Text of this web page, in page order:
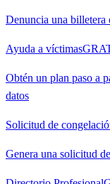
Denuncia una billetera
Ayuda a víctimas
Obtén un plan paso a
datos
Solicitud de
Genera una solicitud